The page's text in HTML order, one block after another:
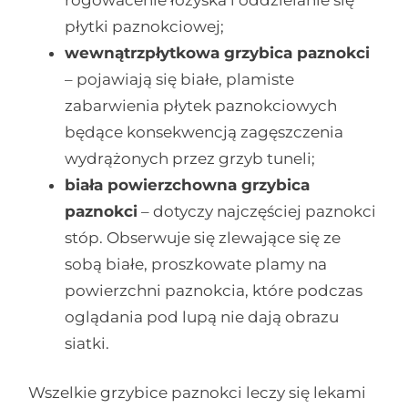
płytki paznokciowej;
wewnątrzpłytkowa grzybica paznokci
– pojawiają się białe, plamiste
zabarwienia płytek paznokciowych
będące konsekwencją zagęszczenia
wydrążonych przez grzyb tuneli;
biała powierzchowna grzybica
paznokci – dotyczy najczęściej paznokci
stóp. Obserwuje się zlewające się ze
sobą białe, proszkowate plamy na
powierzchni paznokcia, które podczas
oglądania pod lupą nie dają obrazu
siatki.
Wszelkie grzybice paznokci leczy się lekami